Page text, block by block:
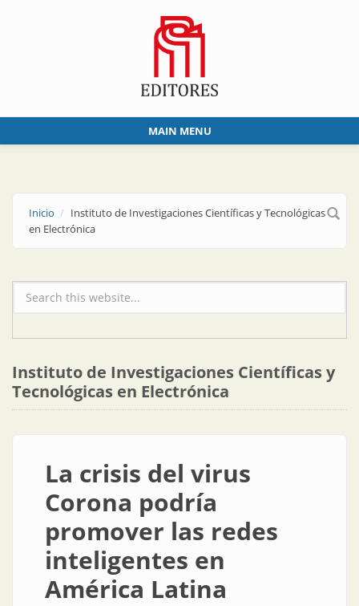
MAIN MENU
Inicio
Instituto de Investigaciones Científicas y Tecnológicas
en Electrónica
Formulario de búsqueda
Instituto de Investigaciones Científicas y
Tecnológicas en Electrónica
La crisis del virus
Corona podría
promover las redes
inteligentes en
América Latina